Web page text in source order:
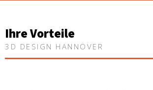
Ihre Vorteile
3D DESIGN HANNOVER